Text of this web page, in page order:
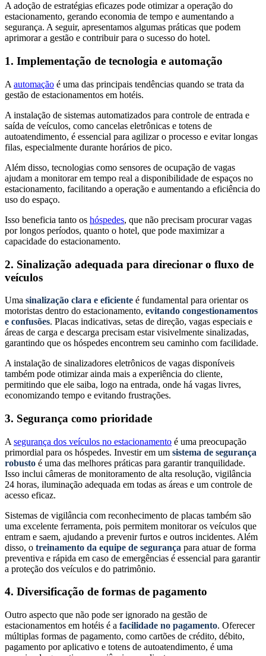
A adoção de estratégias eficazes pode otimizar a operação do
estacionamento, gerando economia de tempo e aumentando a
segurança. A seguir, apresentamos algumas práticas que podem
aprimorar a gestão e contribuir para o sucesso do hotel.
1. Implementação de tecnologia e automação
A automação é uma das principais tendências quando se trata da
gestão de estacionamentos em hotéis.
A instalação de sistemas automatizados para controle de entrada e
saída de veículos, como cancelas eletrônicas e totens de
autoatendimento, é essencial para agilizar o processo e evitar longas
filas, especialmente durante horários de pico.
Além disso, tecnologias como sensores de ocupação de vagas
ajudam a monitorar em tempo real a disponibilidade de espaços no
estacionamento, facilitando a operação e aumentando a eficiência do
uso do espaço.
Isso beneficia tanto os hóspedes, que não precisam procurar vagas
por longos períodos, quanto o hotel, que pode maximizar a
capacidade do estacionamento.
2. Sinalização adequada para direcionar o fluxo de
veículos
Uma sinalização clara e eficiente é fundamental para orientar os
motoristas dentro do estacionamento, evitando congestionamentos
e confusões. Placas indicativas, setas de direção, vagas especiais e
áreas de carga e descarga precisam estar visivelmente sinalizadas,
garantindo que os hóspedes encontrem seu caminho com facilidade.
A instalação de sinalizadores eletrônicos de vagas disponíveis
também pode otimizar ainda mais a experiência do cliente,
permitindo que ele saiba, logo na entrada, onde há vagas livres,
economizando tempo e evitando frustrações.
3. Segurança como prioridade
A segurança dos veículos no estacionamento é uma preocupação
primordial para os hóspedes. Investir em um sistema de segurança
robusto é uma das melhores práticas para garantir tranquilidade.
Isso inclui câmeras de monitoramento de alta resolução, vigilância
24 horas, iluminação adequada em todas as áreas e um controle de
acesso eficaz.
Sistemas de vigilância com reconhecimento de placas também são
uma excelente ferramenta, pois permitem monitorar os veículos que
entram e saem, ajudando a prevenir furtos e outros incidentes. Além
disso, o treinamento da equipe de segurança para atuar de forma
preventiva e rápida em caso de emergências é essencial para garantir
a proteção dos veículos e do patrimônio.
4. Diversificação de formas de pagamento
Outro aspecto que não pode ser ignorado na gestão de
estacionamentos em hotéis é a facilidade no pagamento. Oferecer
múltiplas formas de pagamento, como cartões de crédito, débito,
pagamento por aplicativo e totens de autoatendimento, é uma